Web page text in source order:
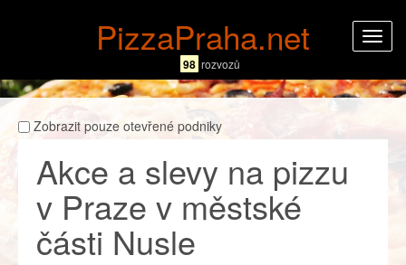
PizzaPraha.net
98 rozvozů
Zobrazit pouze otevřené podniky
Akce a slevy na pizzu
v Praze v městské
části Nusle